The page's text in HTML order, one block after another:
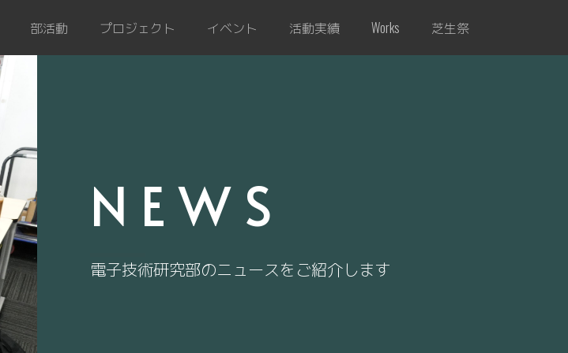
部活動 プロジェクト イベント 活動実績 Works 芝生祭
NEWS
電子技術研究部のニュースをご紹介します